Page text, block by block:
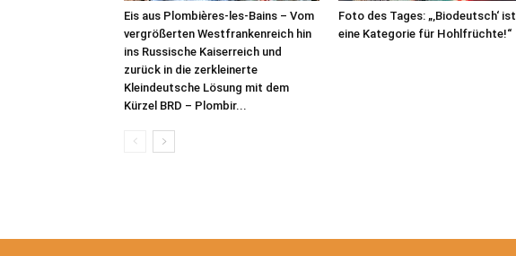
Eis aus Plombières-les-Bains – Vom
vergrößerten Westfrankenreich hin
ins Russische Kaiserreich und
zurück in die zerkleinerte
Kleindeutsche Lösung mit dem
Kürzel BRD – Plombir...
Foto des Tages: „‚Biodeutsch‘ ist
eine Kategorie für Hohlfrüchte!“